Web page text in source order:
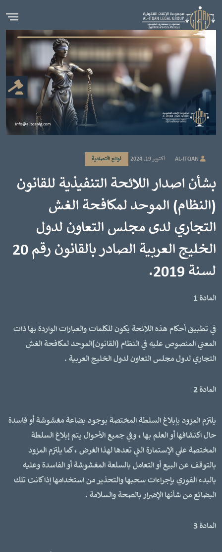
أكتوبر 19, 2024 لوائح اقتصادية
بشأن اصدار اللائحة التنفيذية للقانون
(النظام) الموحد لمكافحة الغش
التجاري لدى مجلس التعاون لدول
الخليج العربية الصادر بالقانون رقم 20
لسنة 2019.
المادة 1
في تطبيق أحكام هذه اللائحة يكون للكلمات والعبارات الواردة بها ذات
المعني المنصوص عليه في النظام (القانون)الموحد لمكافحة الغش
التجاري لدول مجلس التعاون لدول الخليج العربية .
المادة 2
يلتزم المزود بإبلاغ السلطة المختصة بوجود بضاعة مغشوشة أو فاسدة
حال اكتشافها أو العلم بها ، وفي جميع الأحوال يتم إبلاغ السلطة
المختصة علي الإستمارة التي تعدها لهذا الغرض ، كما يلتزم المزود
بالتوقف عن البيع أو التعامل بالسلعة المغشوشة أو الفاسدة وعليه
بالبدء الفوري بإجراءات سحبها والتحذير من استخدامها إذا كانت تلك
البضائع من شأنها الإضرار بالصحة والسلامة .
المادة 3